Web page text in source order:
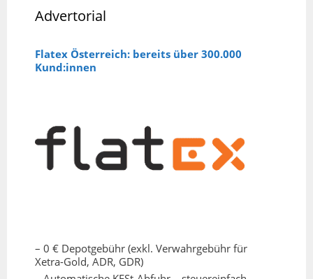
Advertorial
Flatex Österreich: bereits über 300.000
Kund:innen
– 0 € Depotgebühr (exkl. Verwahrgebühr für
Xetra-Gold, ADR, GDR)